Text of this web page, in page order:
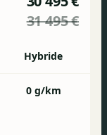
31 495 €
Hybride
0 g/km